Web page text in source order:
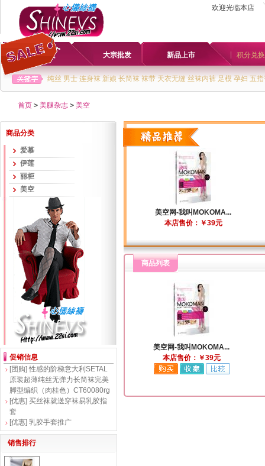
欢迎光临本店
首页 大宗批发 新品上市 积分兑换
纯丝 男士 连身袜 新娘 长筒袜 袜带 天衣无缝 丝袜内裤 足模 孕妇 五
首页 > 美腿杂志 > 美空
商品分类
爱慕
伊莲
丽柜
美空
促销信息
[团购] 性感的阶梯意大利SETAL
原装超薄纯丝无弹力长筒袜完美
脚型编织（肉桂色）CT60080rg
[优惠] 买丝袜就送穿袜易乳胶指
套
[优惠] 乳胶手套推广
销售排行
美空网-我叫MOKOMA...
本店售价：￥39元
商品列表
美空网-我叫MOKOMA...
本店售价：￥39元